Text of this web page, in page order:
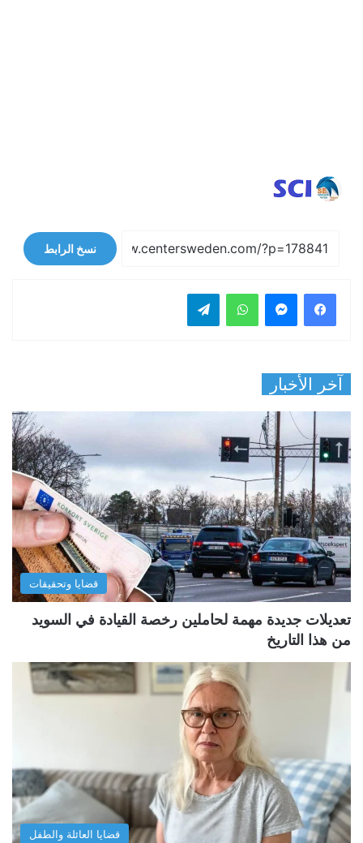
نسخ الرابط
فيسبوك واتساب
آخر الأخبار
قضايا وتحقيقات
تعديلات جديدة مهمة لحاملين رخصة القيادة في السويد
من هذا التاريخ
قضايا العائلة والطفل